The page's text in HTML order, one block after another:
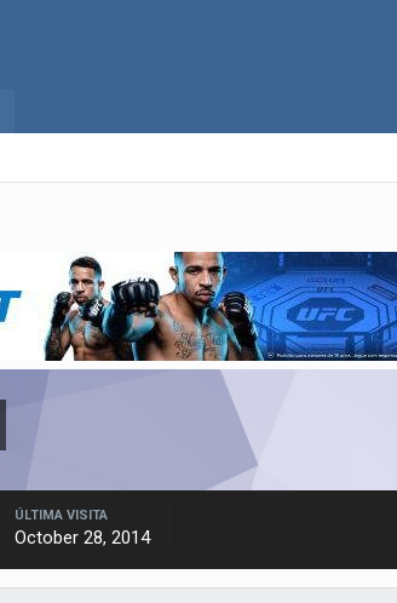
ÚLTIMA VISITA
October 28, 2014